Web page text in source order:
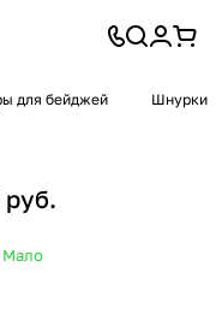
для бейджей Шнурки
руб.
Мало